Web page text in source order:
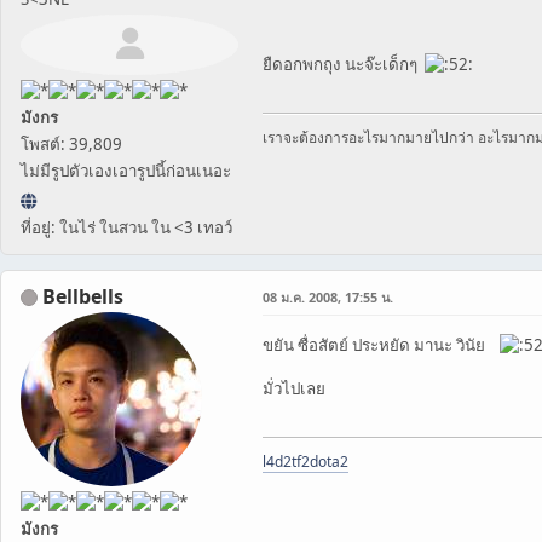
มังกร
โพสต์: 39,809
ไม่มีรูปตัวเองเอารูปนี้ก่อนเนอะ
ที่อยู่: ในไร่ ในสวน ใน <3 เทอว์
ยืดอกพกถุง นะจ๊ะเด็กๆ
เราจะต้องการอะไรมากมายไปกว่า อะไรมาก
Bellbells
มังกร
08 ม.ค. 2008, 17:55 น.
ขยัน ซื่อสัตย์ ประหยัด มานะ วินัย
มั่วไปเลย
l4d2tf2dota2